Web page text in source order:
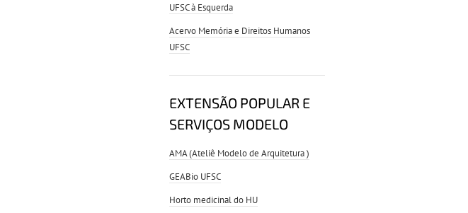
UFSC à Esquerda
Acervo Memória e Direitos Humanos
UFSC
EXTENSÃO POPULAR E
SERVIÇOS MODELO
AMA (Ateliê Modelo de Arquitetura )
GEABio UFSC
Horto medicinal do HU